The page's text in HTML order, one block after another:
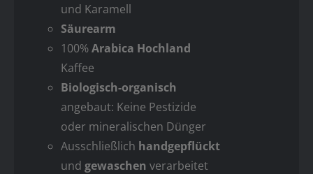
und Karamell
Säurearm
100%Arabica Hochland
Kaffee
Biologisch-organisch
angebaut: Keine Pestizide
oder mineralischen Dünger
Ausschließlich handgepflückt
und gewaschen verarbeitet